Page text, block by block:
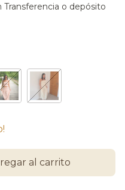
Transferencia o depósito